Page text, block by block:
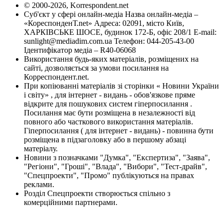
© 2000-2026, Korrespondent.net
Суб'єкт у сфері онлайн-медіа Назва онлайн-медіа –
«КореспонденТ.net» Адреса: 02091, місто Київ,
ХАРКІВСЬКЕ ШОСЕ, будинок 172-Б, офіс 208/1 E-mail:
sunlight@mediadim.com.ua Телефон: 044-205-43-00
Ідентифікатор медіа – R40-06068
Використання будь-яких матеріалів, розміщених на
сайті, дозволяється за умови посилання на
Корреспондент.net.
При копіюванні матеріалів зі сторінки « Новини України
і світу» , для інтернет - видань - обов'язкове пряме
відкрите для пошукових систем гіперпосилання .
Посилання має бути розміщена в незалежності від
повного або часткового використання матеріалів.
Гіперпосилання ( для інтернет - видань) - повинна бути
розміщена в підзаголовку або в першому абзаці
матеріалу.
Новини з позначками "Думка", "Експертиза", "Заява",
"Регіони", "Гроші", "Влада", "Вибори", "Тест-драйв",
"Спецпроекти", "Промо" публікуються на правах
реклами.
Розділ Спецпроекти створюється спільно з
комерційними партнерами.